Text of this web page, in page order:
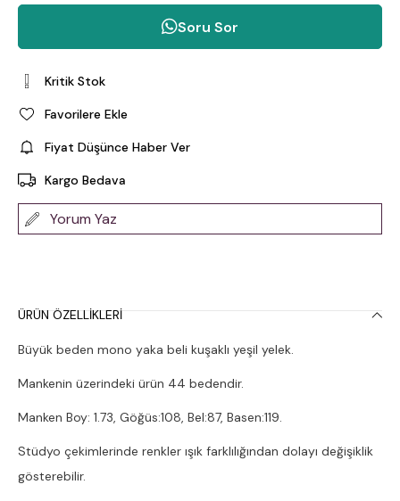
Soru Sor
Kritik Stok
Favorilere Ekle
Fiyat Düşünce Haber Ver
Kargo Bedava
Yorum Yaz
ÜRÜN ÖZELLIKLERI
Büyük beden mono yaka beli kuşaklı yeşil yelek.
Mankenin üzerindeki ürün 44 bedendir.
Manken Boy: 1.73, Göğüs:108, Bel:87, Basen:119.
Stüdyo çekimlerinde renkler ışık farklılığından dolayı değişiklik
gösterebilir.